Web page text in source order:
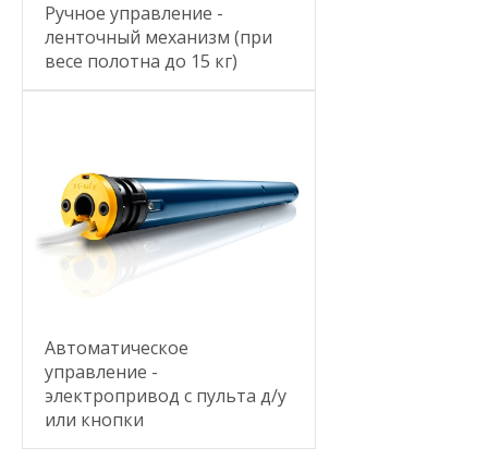
Ручное управление -
ленточный механизм (при
весе полотна до 15 кг)
Автоматическое
управление -
электропривод с пульта д/у
или кнопки